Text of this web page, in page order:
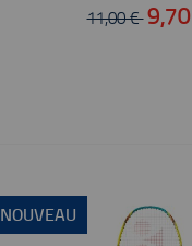
11,00 €
NOUVEAU